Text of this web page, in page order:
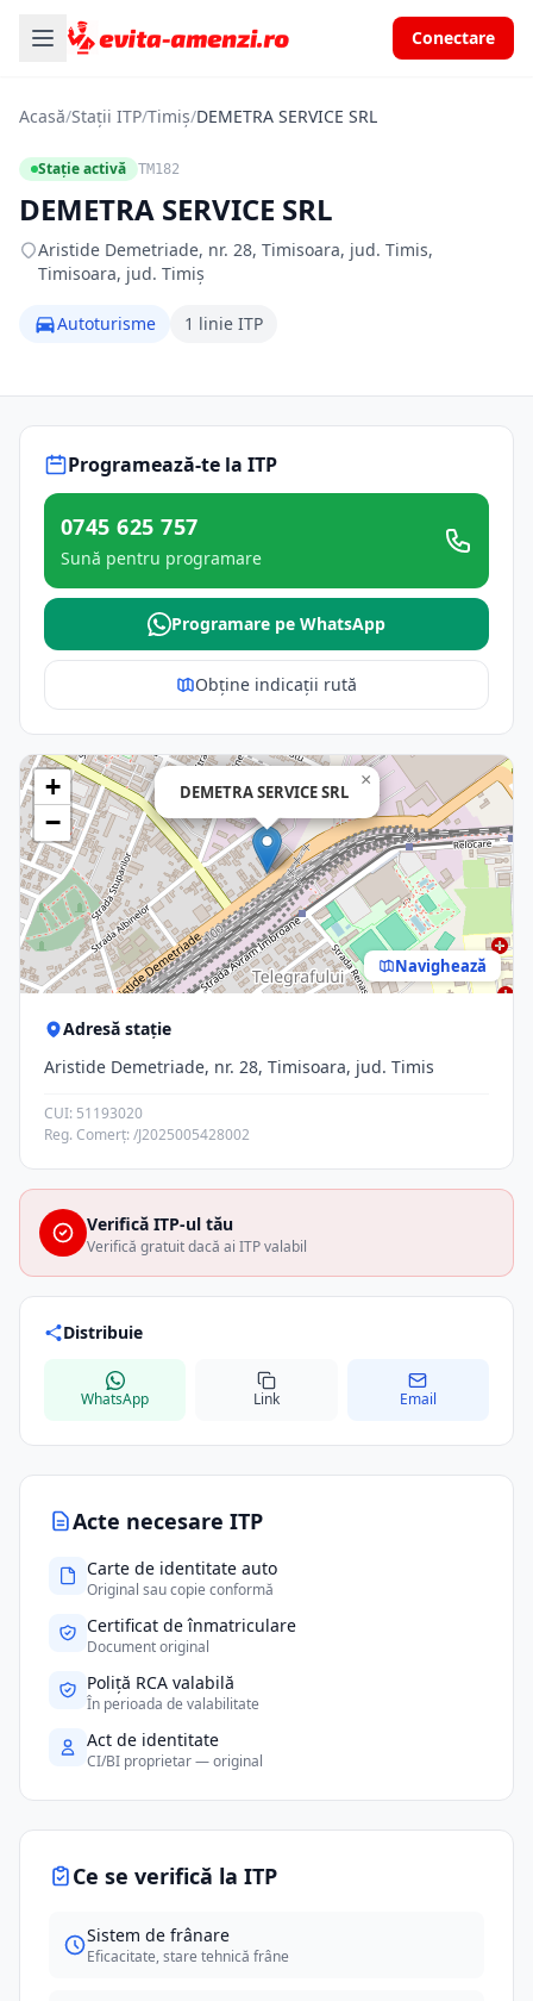
Conectare
Acasă/Stații ITP/Timiș/DEMETRA SERVICE SRL
Stație activă TM182
DEMETRA SERVICE SRL
Aristide Demetriade, nr. 28, Timisoara, jud. Timis,
Timisoara, jud. Timiș
Autoturisme 1 linie ITP
Acte necesare ITP
Carte de identitate auto
Original sau copie conformă
Certificat de înmatriculare
Document original
Poliță RCA valabilă
În perioada de valabilitate
Act de identitate
CI/BI proprietar — original
Ce se verifică la ITP
Sistem de frânare
Eficacitate, stare tehnică frâne
Programează-te la ITP
0745 625 757
Sună pentru programare
Programare pe WhatsApp
Obține indicații rută
DEMETRA SERVICE SRL
×
+
−
Navighează
Adresă stație
Aristide Demetriade, nr. 28, Timisoara, jud. Timis
CUI: 51193020
Reg. Comerț: /J2025005428002
Verifică ITP-ul tău
Verifică gratuit dacă ai ITP valabil
Distribuie
WhatsApp Link Email